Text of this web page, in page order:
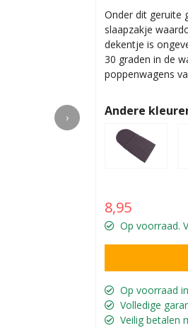
›
Onder dit geruite
slaapzakje
dekentje is
30 graden in de
poppenwagens
Andere
8,95
Op voorraad.
Op voorraad
Volledige
Veilig betalen